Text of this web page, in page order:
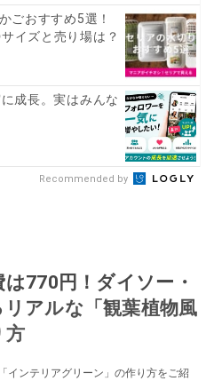
ごおすすめ5選！
イズと売り場は？
成長。実はみんな
Recommended by
は770円！ダイソー・
アルな「観葉植物風
方
インテリアグリーン」の作り方をご紹